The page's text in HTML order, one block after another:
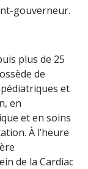
gouverneur.
plus de 25
de
et
en
et en soins
À l’heure
de la Cardiac